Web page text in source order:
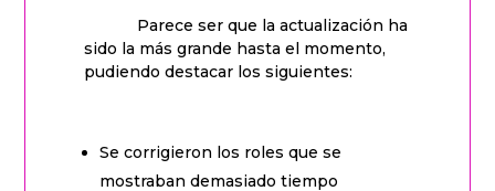
Parece ser que la actualización ha
sido la más grande hasta el momento,
pudiendo destacar los siguientes:
Se corrigieron los roles que se
mostraban demasiado tiempo